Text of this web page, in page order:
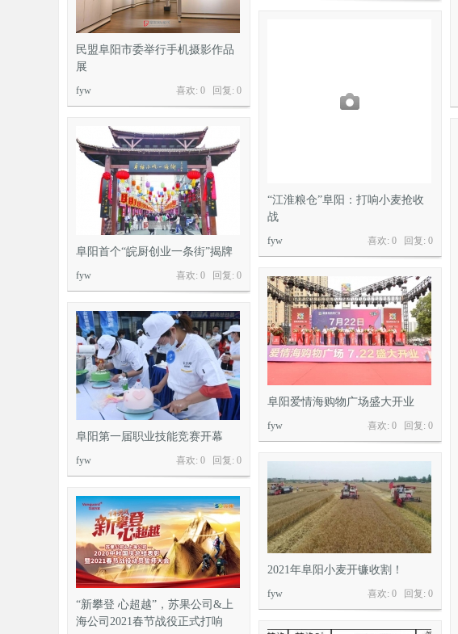
民盟阜阳市委举行手机摄影作品
展
喜欢: 0 回复: 0
fyw
“江淮粮仓”阜阳：打响小麦抢收
战
喜欢: 0 回复: 0
fyw
阜阳首个“皖厨创业一条街”揭牌
喜欢: 0 回复: 0
fyw
阜阳爱情海购物广场盛大开业
喜欢: 0 回复: 0
fyw
阜阳第一届职业技能竞赛开幕
喜欢: 0 回复: 0
fyw
2021年阜阳小麦开镰收割！
喜欢: 0 回复: 0
fyw
“新攀登 心超越”，苏果公司&上
海公司2021春节战役正式打响